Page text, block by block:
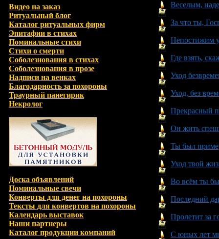
Видео на заказ
Ритуальный блог
Каталог ритуальных фирм
Эпитафии в стихах
Поминальные стихи
Стихи о смерти
Соболезнования в стихах
Соболезнования в прозе
Надписи на венках
Благодарность за похороны
Траурный панегирик
Некролог
Доска объявлений
Поминальные свечи
Конверты для денег на похороны
Тексты для конвертов на похороны
Календарь выставок
Наши партнеры
Каталог продукции компаний
Веселым,
За что ты,
Непостижим
Где взять,
Уход
Уход, без
Прекрасный
Он жить
Ты был
Уход твой
Во всём ты
Последний
Пролетит за
С юных лет